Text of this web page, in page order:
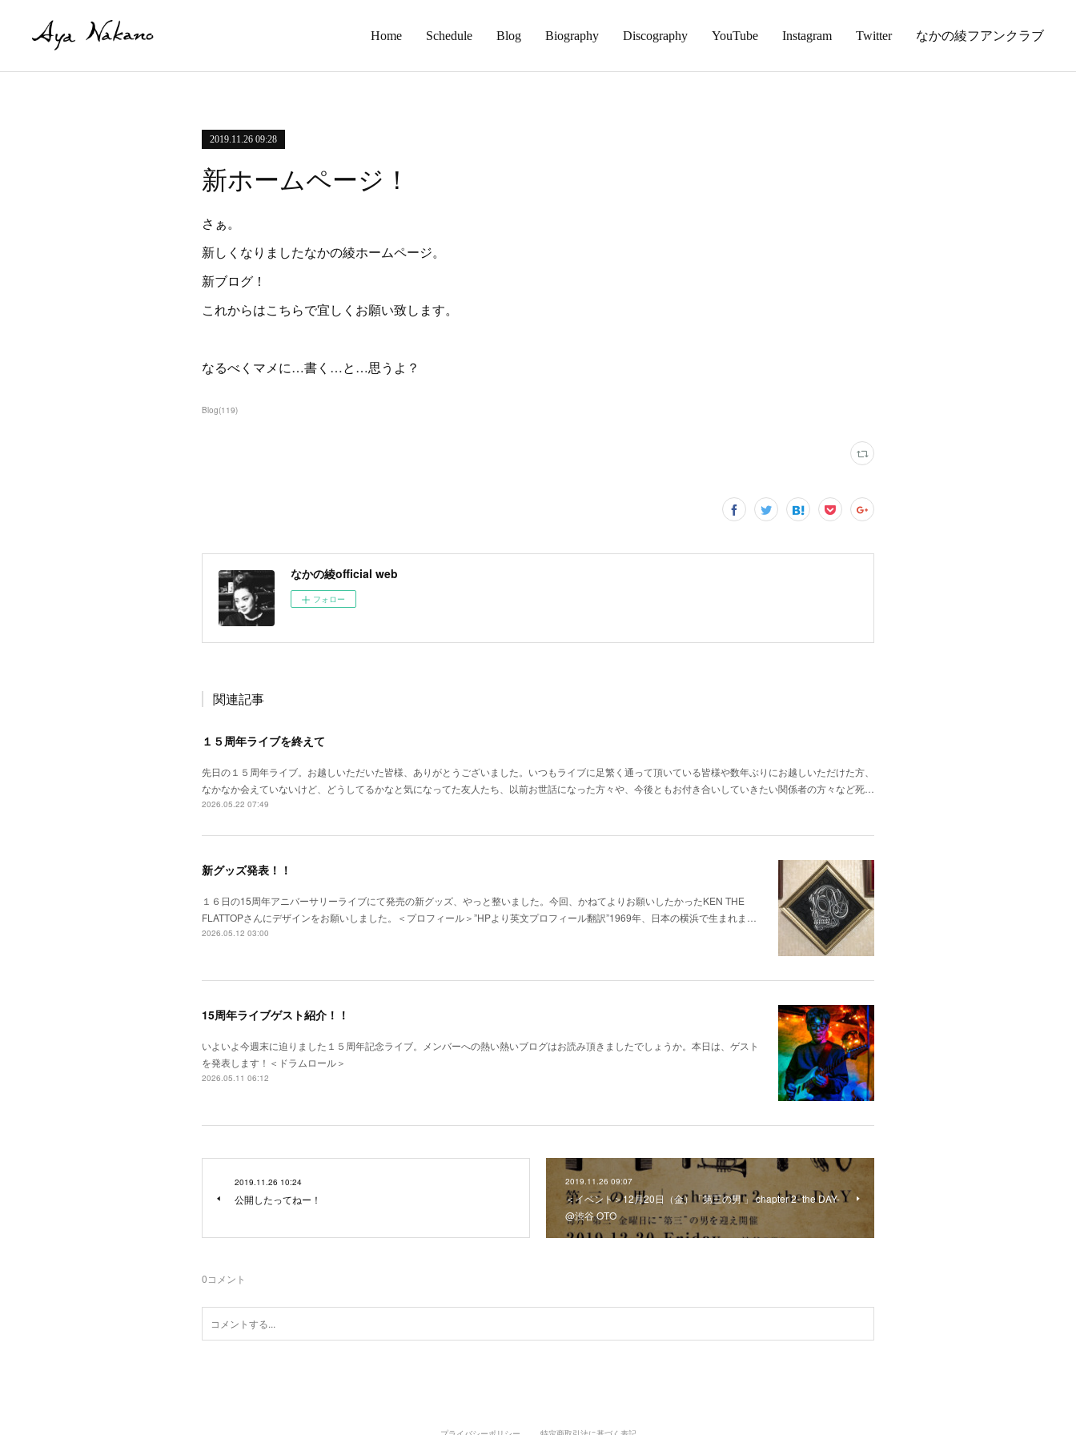
Home Schedule Blog Biography Discography YouTube Instagram Twitter なかの綾フアンクラブ
2019.11.26 09:28
新ホームページ！
さぁ。
新しくなりましたなかの綾ホームページ。
新ブログ！
これからはこちらで宜しくお願い致します。
なるべくマメに…書く…と…思うよ？
Blog(119)
なかの綾official web
フォロー
関連記事
１５周年ライブを終えて
先日の１５周年ライブ。お越しいただいた皆様、ありがとうございました。いつもライブに足繁く通って頂いている皆様や数年ぶりにお越しいただけた方、
なかなか会えていないけど、どうしてるかなと気になってた友人たち、以前お世話になった方々や、今後ともお付き合いしていきたい関係者の方々など死…
2026.05.22 07:49
新グッズ発表！！
１６日の15周年アニバーサリーライブにて発売の新グッズ、やっと整いました。今回、かねてよりお願いしたかったKEN THE
FLATTOPさんにデザインをお願いしました。＜プロフィール＞”HPより英文プロフィール翻訳”1969年、日本の横浜で生まれま…
2026.05.12 03:00
15周年ライブゲスト紹介！！
いよいよ今週末に迫りました１５周年記念ライブ。メンバーへの熱い熱いブログはお読み頂きましたでしょうか。本日は、ゲスト
を発表します！＜ドラムロール＞
2026.05.11 06:12
2019.11.26 10:24
公開したってねー！
2019.11.26 09:07
＜イベント＞12月20日（金）「第三の男 」 chapter 2- the DAY-
@渋谷 OTO
0コメント